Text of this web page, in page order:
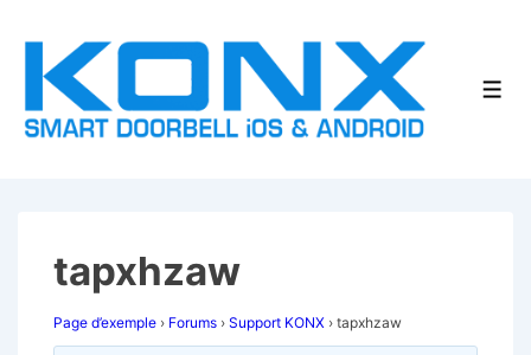
passer
contenu
tapxhzaw
Page d’exemple › Forums › Support KONX › tapxhzaw